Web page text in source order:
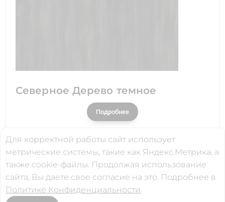
Северное Дерево темное
Подробнее
Сайт разработан в компании
© Все права защищены.2021
Сайт не является публичной офертой
Политика конфиденциальности
Для корректной работы сайт использует
метрические системы, такие как Яндекс.Метрика, а
также cookie-файлы. Продолжая использование
сайта, Вы даете свое согласие на это. Подробнее в
Политике Конфиденциальности